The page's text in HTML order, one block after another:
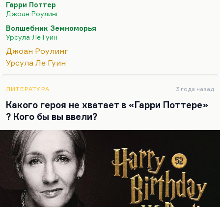
по отношению к Бронте, по отношению к
Диккенсу, по отношению ко всем историям
найденышей, в отличие от Урсулы Ле Гуин,
которая была совсем другой природы. И ее
фэнтези, которое она, кстати, любила больше
всего написанного, гораздо, если угодно, научнее
«Гарри Поттер».
Гарри Поттер
Джоан Роулинг
Волшебник Земноморья
Урсула Ле Гуин
Джоан Роулинг
Урсула Ле Гуин
ЛИТЕРАТУРА 3 года назад
Какого героя не хватает в «Гарри Поттере»
? Кого бы вы ввели?